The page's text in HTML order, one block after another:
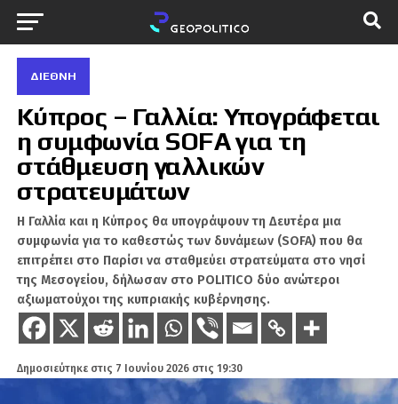
ΔΙΕΘΝΉ
Κύπρος – Γαλλία: Υπογράφεται
η συμφωνία SOFA για τη
στάθμευση γαλλικών
στρατευμάτων
Η Γαλλία και η Κύπρος θα υπογράψουν τη Δευτέρα μια
συμφωνία για το καθεστώς των δυνάμεων (SOFA) που θα
επιτρέπει στο Παρίσι να σταθμεύει στρατεύματα στο νησί
της Μεσογείου, δήλωσαν στο POLITICO δύο ανώτεροι
αξιωματούχοι της κυπριακής κυβέρνησης.
Δημοσιεύτηκε στις 7 Ιουνίου 2026 στις 19:30